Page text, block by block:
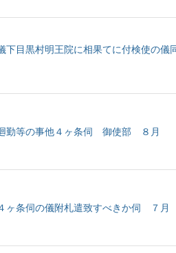
下目黒村明王院に相果てに付検使の儀
勤等の事他４ヶ条伺 御使部 ８月
ヶ条伺の儀附札遣致すべきか伺 ７月